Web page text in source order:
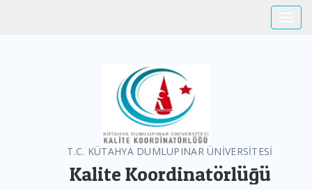
T.C. KÜTAHYA DUMLUPINAR ÜNİVERSİTESİ
Kalite Koordinatörlüğü